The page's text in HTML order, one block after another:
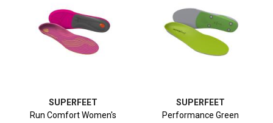
SUPERFEET
Run Comfort Women's
SUPERFEET
Performance Green